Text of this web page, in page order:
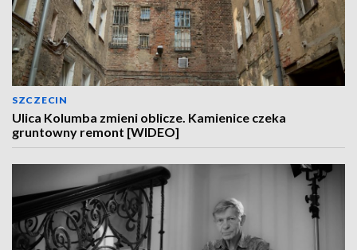
SZCZECIN
Ulica Kolumba zmieni oblicze. Kamienice czeka
gruntowny remont [WIDEO]